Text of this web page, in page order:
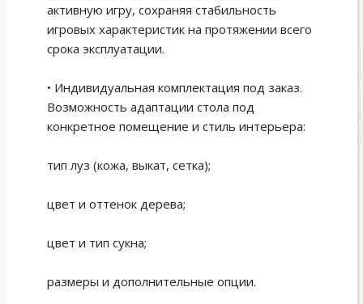
активную игру, сохраняя стабильность
игровых характеристик на протяжении всего
срока эксплуатации.
• Индивидуальная комплектация под заказ.
Возможность адаптации стола под
конкретное помещение и стиль интерьера:
тип луз (кожа, выкат, сетка);
цвет и оттенок дерева;
цвет и тип сукна;
размеры и дополнительные опции.